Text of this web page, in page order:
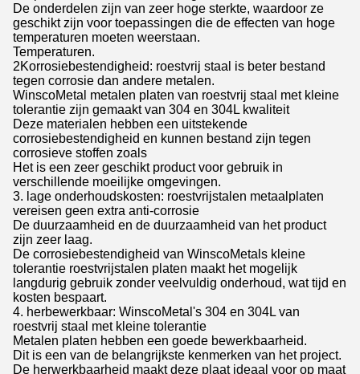
De onderdelen zijn van zeer hoge sterkte, waardoor ze
geschikt zijn voor toepassingen die de effecten van hoge
temperaturen moeten weerstaan.
Temperaturen.
2Korrosiebestendigheid: roestvrij staal is beter bestand
tegen corrosie dan andere metalen.
WinscoMetal metalen platen van roestvrij staal met kleine
tolerantie zijn gemaakt van 304 en 304L kwaliteit
Deze materialen hebben een uitstekende
corrosiebestendigheid en kunnen bestand zijn tegen
corrosieve stoffen zoals
Het is een zeer geschikt product voor gebruik in
verschillende moeilijke omgevingen.
3. lage onderhoudskosten: roestvrijstalen metaalplaten
vereisen geen extra anti-corrosie
De duurzaamheid en de duurzaamheid van het product
zijn zeer laag.
De corrosiebestendigheid van WinscoMetals kleine
tolerantie roestvrijstalen platen maakt het mogelijk
langdurig gebruik zonder veelvuldig onderhoud, wat tijd en
kosten bespaart.
4. herbewerkbaar: WinscoMetal's 304 en 304L van
roestvrij staal met kleine tolerantie
Metalen platen hebben een goede bewerkbaarheid.
Dit is een van de belangrijkste kenmerken van het project.
De herwerkbaarheid maakt deze plaat ideaal voor op maat